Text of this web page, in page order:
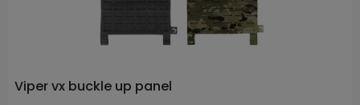
Viper vx buckle up panel